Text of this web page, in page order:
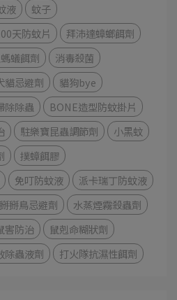
液
蚊子
天防蚊片
拜沛達蟑螂餌劑
蟻餌劑
消毒殺菌
貓忌避劑
貓狗bye
除除蟲
BONE造型防蚊掛片
駐樂寶昆蟲調節劑
小黑蚊
撲蟑餌膠
免叮防蚊液
派卡瑞丁防蚊液
掰鳥忌避劑
水蒸煙霧殺蟲劑
害防治
鼠剋命糊狀劑
除蟲液劑 打火隊抗濕性餌劑